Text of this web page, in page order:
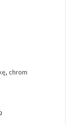
chrom